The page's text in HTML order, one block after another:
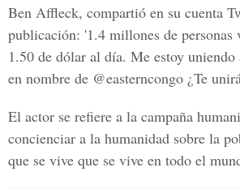
Ben Affleck, compartió en su cuenta
publicación: '1.4 millones de personas
1.50 de dólar al día. Me estoy
en nombre de @easterncongo ¿Te
El actor se refiere a la campaña
concienciar a la humanidad sobre la
que se vive que se vive en todo el